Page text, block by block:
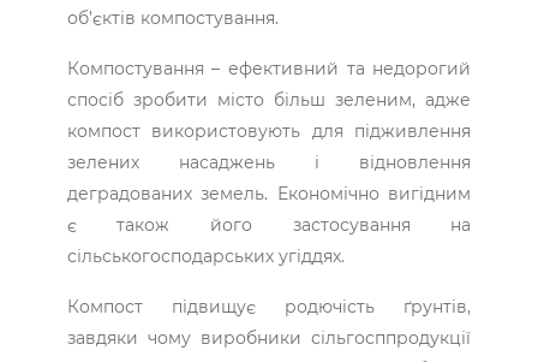
об’єктів компостування.
Компостування – ефективний та недорогий
спосіб зробити місто більш зеленим, адже
компост використовують для підживлення
зелених насаджень і відновлення
деградованих земель. Економічно вигідним
є також його застосування на
сільськогосподарських угіддях.
Компост підвищує родючість ґрунтів,
завдяки чому виробники сільгосппродукції